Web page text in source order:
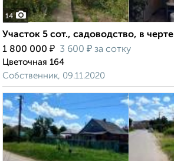
14
Участок 5 сот., садоводство, в
1 800 000 ₽ 3 600 ₽ за сотку
Цветочная 164
Собственник, 09.11.2020